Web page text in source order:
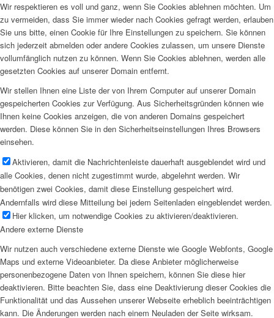
Wir respektieren es voll und ganz, wenn Sie Cookies ablehnen möchten. Um
zu vermeiden, dass Sie immer wieder nach Cookies gefragt werden, erlauben
Sie uns bitte, einen Cookie für Ihre Einstellungen zu speichern. Sie können
sich jederzeit abmelden oder andere Cookies zulassen, um unsere Dienste
vollumfänglich nutzen zu können. Wenn Sie Cookies ablehnen, werden alle
gesetzten Cookies auf unserer Domain entfernt.
Wir stellen Ihnen eine Liste der von Ihrem Computer auf unserer Domain
gespeicherten Cookies zur Verfügung. Aus Sicherheitsgründen können wie
Ihnen keine Cookies anzeigen, die von anderen Domains gespeichert
werden. Diese können Sie in den Sicherheitseinstellungen Ihres Browsers
einsehen.
Aktivieren, damit die Nachrichtenleiste dauerhaft ausgeblendet wird und
alle Cookies, denen nicht zugestimmt wurde, abgelehnt werden. Wir
benötigen zwei Cookies, damit diese Einstellung gespeichert wird.
Andernfalls wird diese Mitteilung bei jedem Seitenladen eingeblendet werden.
Hier klicken, um notwendige Cookies zu aktivieren/deaktivieren.
Andere externe Dienste
Wir nutzen auch verschiedene externe Dienste wie Google Webfonts, Google
Maps und externe Videoanbieter. Da diese Anbieter möglicherweise
personenbezogene Daten von Ihnen speichern, können Sie diese hier
deaktivieren. Bitte beachten Sie, dass eine Deaktivierung dieser Cookies die
Funktionalität und das Aussehen unserer Webseite erheblich beeinträchtigen
kann. Die Änderungen werden nach einem Neuladen der Seite wirksam.